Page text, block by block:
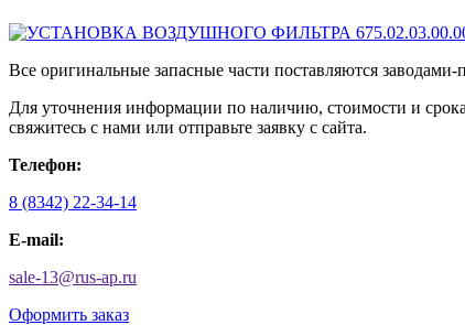
Все оригинальные запасные части поставляются
Для уточнения информации по наличию, стоимости и
свяжитесь с нами или отправьте заявку с сайта.
Телефон:
8 (8342) 22-34-14
E-mail:
sale-13@rus-ap.ru
Оформить заказ